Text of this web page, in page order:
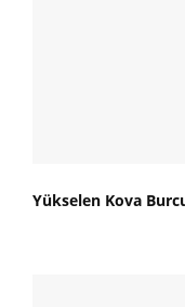
Yükselen Kova